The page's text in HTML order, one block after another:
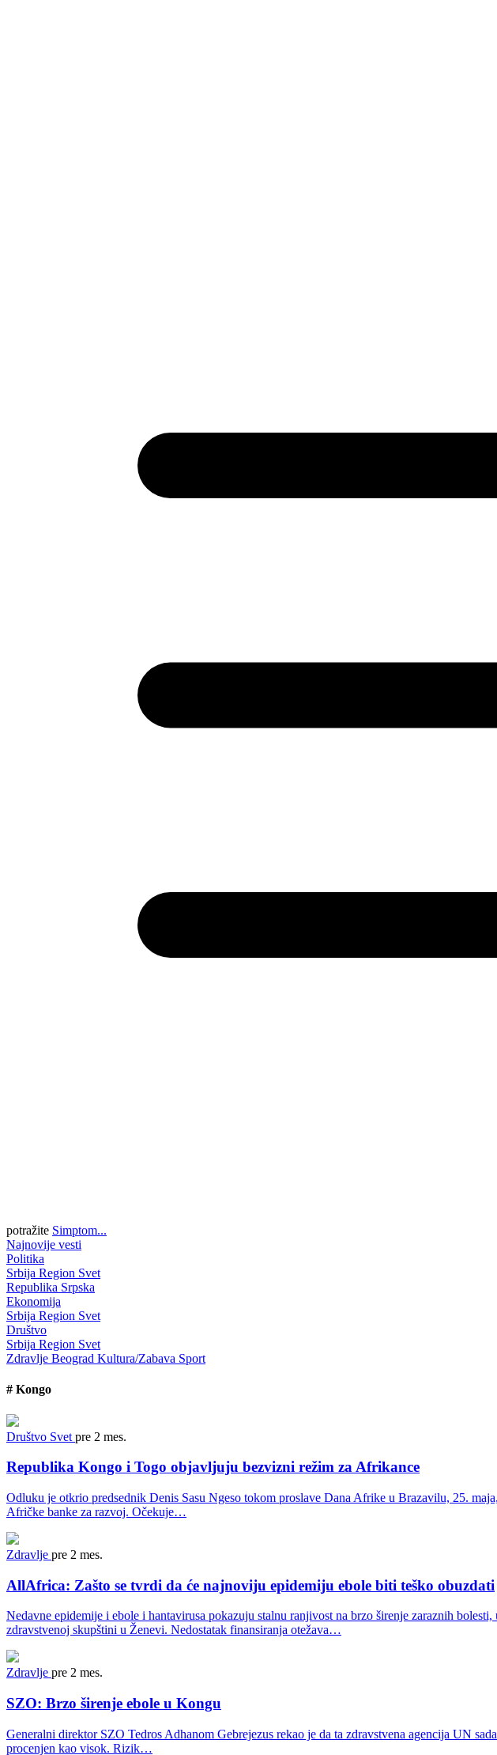
potražite Simptom...
Najnovije vesti
Politika
Srbija Region Svet
Republika Srpska
Ekonomija
Srbija Region Svet
Društvo
Srbija Region Svet
Zdravlje Beograd Kultura/Zabava Sport
# Kongo
Društvo Svet pre 2 mes.
Republika Kongo i Togo objavljuju bezvizni režim za Afrikance
Odluku je otkrio predsednik Denis Sasu Ngeso tokom proslave Dana Afrike u Brazavilu, 25.
Afričke banke za razvoj. Očekuje…
Zdravlje pre 2 mes.
AllAfrica: Zašto se tvrdi da će najnoviju epidemiju ebole biti teško obuzdati
Nedavne epidemije i ebole i hantavirusa pokazuju stalnu ranjivost na brzo širenje zaraznih
zdravstvenoj skupštini u Ženevi. Nedostatak finansiranja otežava…
Zdravlje pre 2 mes.
SZO: Brzo širenje ebole u Kongu
Generalni direktor SZO Tedros Adhanom Gebrejezus rekao je da ta zdravstvena agencija UN
procenjen kao visok. Rizik…